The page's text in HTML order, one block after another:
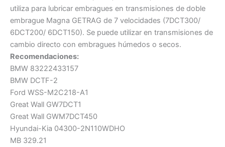
utiliza para lubricar embragues en transmisiones de doble
embrague Magna GETRAG de 7 velocidades (7DCT300/
6DCT200/ 6DCT150). Se puede utilizar en transmisiones de
cambio directo con embragues húmedos o secos.
Recomendaciones:
BMW 83222433157
BMW DCTF-2
Ford WSS-M2C218-A1
Great Wall GW7DCT1
Great Wall GWM7DCT450
Hyundai-Kia 04300-2N110WDHO
MB 329.21